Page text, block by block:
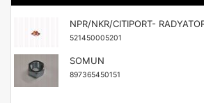
NPR/NKR/CITIPORT-
521450005201
SOMUN
897365450151